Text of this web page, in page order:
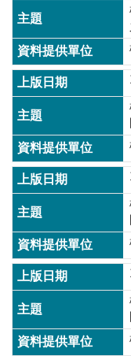
信
箱
常
見
題
桃
園
市
府
E
n
l
s
h